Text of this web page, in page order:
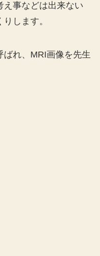
え事などは出来ない
します。
れ、MRI画像を先生